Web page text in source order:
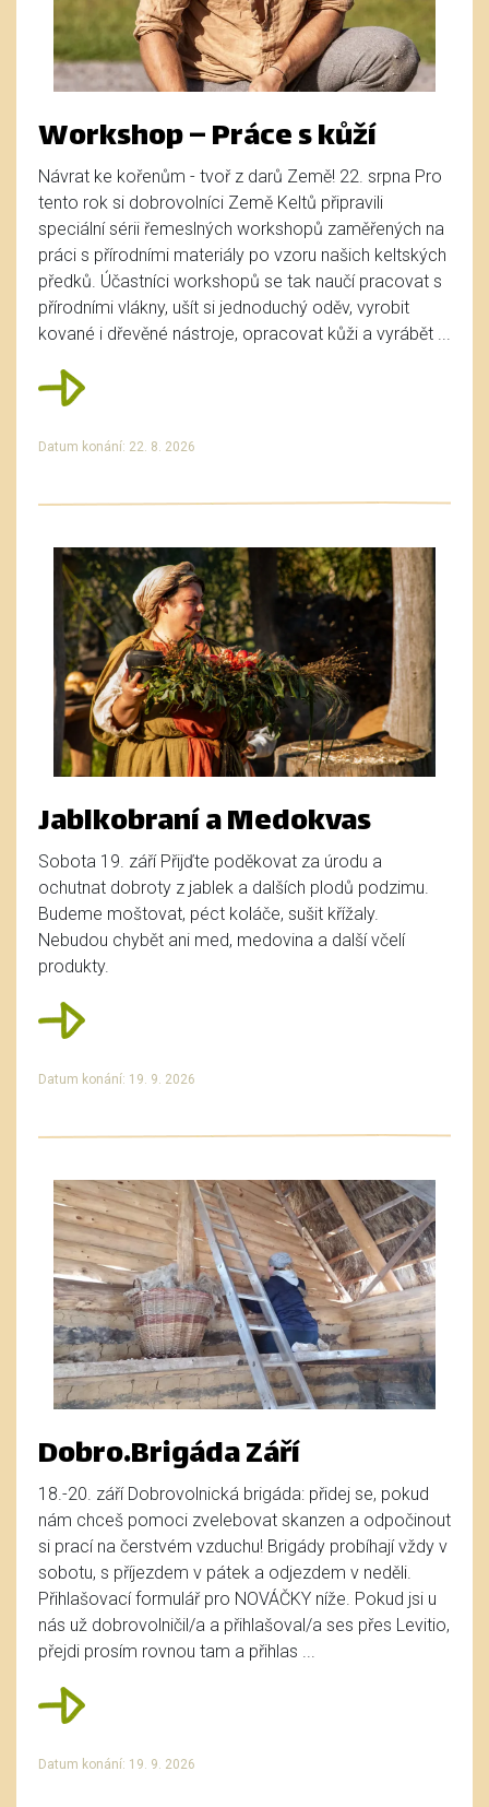
Workshop – Práce s kůží
Návrat ke kořenům - tvoř z darů Země! 22. srpna Pro
tento rok si dobrovolníci Země Keltů připravili
speciální sérii řemeslných workshopů zaměřených na
práci s přírodními materiály po vzoru našich keltských
předků. Účastníci workshopů se tak naučí pracovat s
přírodními vlákny, ušít si jednoduchý oděv, vyrobit
kované i dřevěné nástroje, opracovat kůži a vyrábět ...
Datum konání: 22. 8. 2026
Jablkobraní a Medokvas
Sobota 19. září Přijďte poděkovat za úrodu a
ochutnat dobroty z jablek a dalších plodů podzimu.
Budeme moštovat, péct koláče, sušit křížaly.
Nebudou chybět ani med, medovina a další včelí
produkty.
Datum konání: 19. 9. 2026
Dobro.Brigáda Září
18.-20. září Dobrovolnická brigáda: přidej se, pokud
nám chceš pomoci zvelebovat skanzen a odpočinout
si prací na čerstvém vzduchu! Brigády probíhají vždy v
sobotu, s příjezdem v pátek a odjezdem v neděli.
Přihlašovací formulář pro NOVÁČKY níže. Pokud jsi u
nás už dobrovolničil/a a přihlašoval/a ses přes Levitio,
přejdi prosím rovnou tam a přihlas ...
Datum konání: 19. 9. 2026